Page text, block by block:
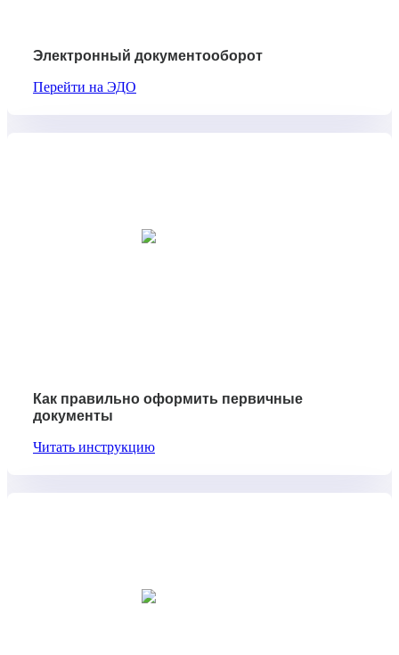
Электронный документооборот
Перейти на ЭДО
Как правильно оформить первичные
документы
Читать инструкцию